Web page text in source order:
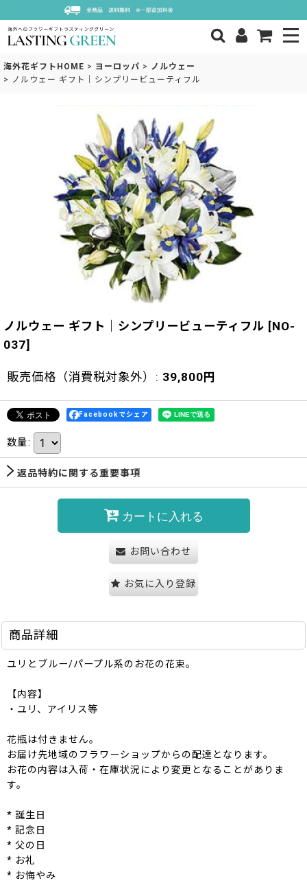
海外花ギフトHOME > ヨーロッパ > ノルウェー
> ノルウェー ギフト｜シンプリービューティフル
ノルウェー ギフト｜シンプリービューティフル [NO-
037]
販売価格（消費税対象外） : 39,800 円
Facebookでシェア
数量:
返品特約に関する重要事項
カートに入れる
お問い合わせ
お気に入り登録
商品詳細
ユリとブルー/パープル系のお花の花束。
【内容】
・ユリ、アイリス等
花瓶は付きません。
お届け先地域のフラワーショップからの配達となります。
お花の内容は入荷・在庫状況により変更となることがありま
す。
* 誕生日
* 記念日
* 父の日
* お礼
* お悔やみ